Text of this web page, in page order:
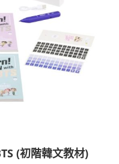
(初階韓文教材)